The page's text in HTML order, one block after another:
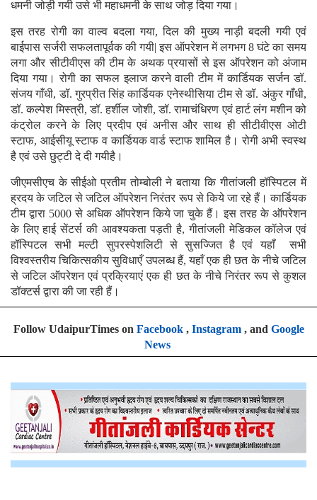
धमनी जोड़ी गयी उसे भी महाधमनी के साथ जोड़ दिया गया।
इस तरह रोगी का वाल्व बदला गया, दिल की मुख्य नाड़ी बदली गयी एवं
बाईपास सर्जरी सफलतापूर्वक की गयी| इस ऑपरेशन में लगभग 8 घंटे का समय
लगा और सीटीवीएस की टीम के अथक प्रयासों से इस ऑपरेशन को अंजाम
दिया गया। रोगी का सफल इलाज करने वाली टीम में कार्डियक सर्जन डॉ.
संजय गाँधी, डॉ. गुरप्रीत सिंह कार्डियक एनेस्थीसिया टीम से डॉ. अंकुर गाँधी,
डॉ. कल्पेश मिस्त्री, डॉ. हर्शील जोशी, डॉ. रामाचंधिरण एवं हार्ट लंग मशीन को
कंट्रोल करने के लिए प्रदीप एवं अनीस और साथ ही सीटीवीएस ओटी
स्टाफ, आईसीयू स्टाफ व कार्डियक वार्ड स्टाफ शामिल है। रोगी अभी स्वस्थ
है एवं उसे छुट्टी दे दी गयीहै।
जीएमसीएच के सीईओ प्रतीम तोम्बोली ने बताया कि गीतांजली हॉस्पिटल में
ह्रदय के जटिल से जटिल ऑपरेशन निरंतर रूप से किये जा रहे हैं। कार्डियक
टीम द्वारा 5000 से अधिक ऑपरेशन किये जा चुके हैं। इस तरह के ऑपरेशन
के लिए हाई सेंटर्स की आवश्यकता पड़ती है, गीतांजली मेडिकल कॉलेज एवं
हॉस्पिटल सभी मल्टी सुपरस्पेशलिटी से सुसज्जित है एवं यहाँ सभी
विश्वस्तरीय चिकित्सकीय सुविधाएँ उपलब्ध हैं, यहाँ एक ही छत के नीचे जटिल
से जटिल ऑपरेशन एवं प्रक्रियाएं एक ही छत के नीचे निरंतर रूप से कुशल
डॉक्टर्स द्वारा की जा रही हैं।
Follow UdaipurTimes on Facebook, Instagram, and Google
News